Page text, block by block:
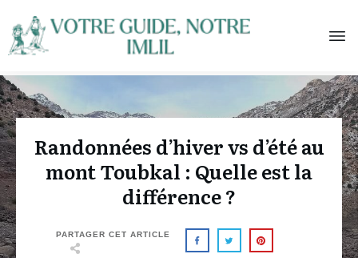
Randonnées d’hiver vs d’été au
mont Toubkal : Quelle est la
différence ?
PARTAGER CET ARTICLE